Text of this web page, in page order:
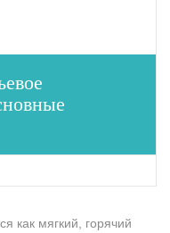
как мягкий, горячий